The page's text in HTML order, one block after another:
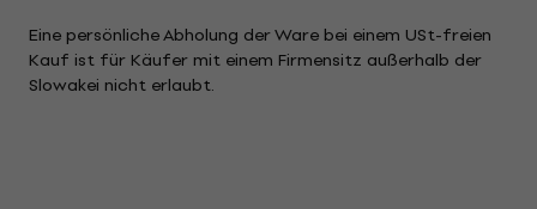
Eine persönliche Abholung der Ware bei einem USt-freien
Kauf ist für Käufer mit einem Firmensitz außerhalb der
Slowakei nicht erlaubt.